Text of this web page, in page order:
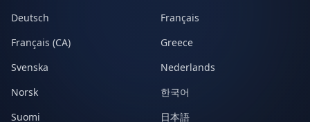
Deutsch
Français
Français (CA)
Greece
Svenska
Nederlands
Norsk
한국어
Suomi
日本語